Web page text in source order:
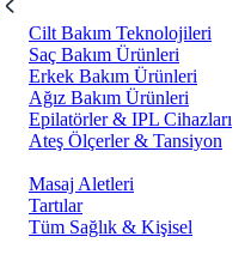
Cilt Bakım Teknolojileri
Saç Bakım Ürünleri
Erkek Bakım Ürünleri
Ağız Bakım Ürünleri
Epilatörler & IPL Cihazları
Ateş Ölçerler & Tansiyon
Masaj Aletleri
Tartılar
Tüm Sağlık & Kişisel